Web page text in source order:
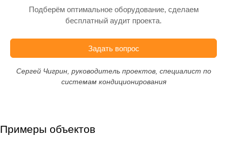
Подберём оптимальное оборудование, сделаем
бесплатный аудит проекта.
Задать вопрос
Сергей Чигрин, руководитель проектов, специалист по
системам кондиционирования
Примеры объектов